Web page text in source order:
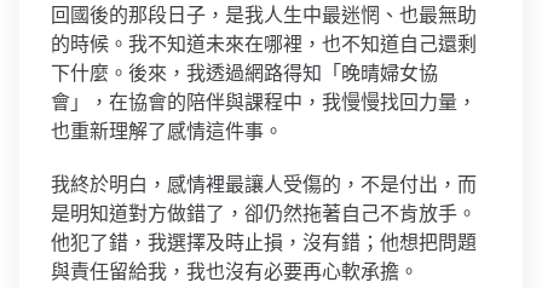
回國後的那段日子，是我人生中最迷惘、也最無助
的時候。我不知道未來在哪裡，也不知道自己還剩
下什麼。後來，我透過網路得知「晚晴婦女協
會」，在協會的陪伴與課程中，我慢慢找回力量，
也重新理解了感情這件事。
我終於明白，感情裡最讓人受傷的，不是付出，而
是明知道對方做錯了，卻仍然拖著自己不肯放手。
他犯了錯，我選擇及時止損，沒有錯；他想把問題
與責任留給我，我也沒有必要再心軟承擔。